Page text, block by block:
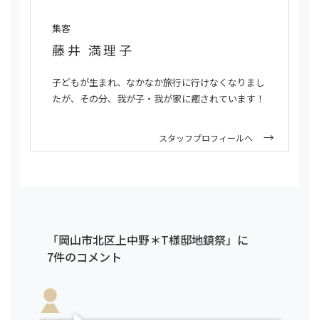
集客
藤井 満理子
子どもが生まれ、なかなか旅行に行けなくなりまし
たが、その分、我が子・我が家に癒されています！
スタッフプロフィールへ
「岡山市北区上中野＊T様邸地鎮祭」に
7件のコメント